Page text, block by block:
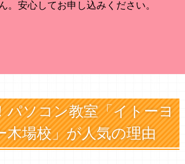
。安心してお申し込みください。
パソコン教室「イトーヨ
木場校」が人気の理由